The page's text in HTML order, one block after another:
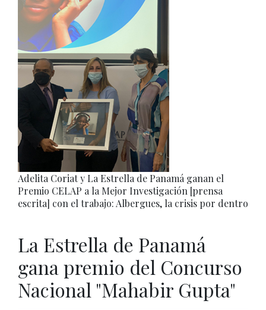
Adelita Coriat y La Estrella de Panamá ganan el
Premio CELAP a la Mejor Investigación [prensa
escrita] con el trabajo: Albergues, la crisis por dentro
La Estrella de Panamá
gana premio del Concurso
Nacional "Mahabir Gupta"